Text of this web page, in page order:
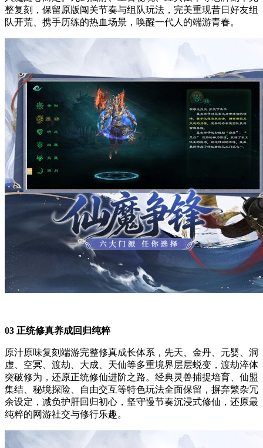
整复刻，保留原版闯关节奏与组队玩法，完美重现昔日好友组
队开荒、携手历练的热血场景，唤醒一代人的端游青春。
03 正统修真养成回归纯粹
原汁原味复刻端游完整修真成长体系，先天、金丹、元婴、洞
虚、空冥、渡劫、大成、天仙等多重境界层层蜕变，渡劫淬体
突破修为，还原正统修仙进阶之路。经典灵兽捕捉培育、仙盟
集结、秘境探险、自由交互等特色玩法全面保留，摒弃繁杂冗
余设定，减负护肝回归初心，坚守慢节奏沉浸式修仙，还原最
纯粹的网游社交与修行乐趣。